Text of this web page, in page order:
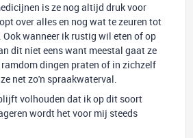
is ze nog altijd druk voor
over alles en nog wat te zeuren tot
wanneer ik rustig wil eten of op
dit niet eens want meestal gaat ze
ramdom dingen praten of in zichzelf
net zo'n spraakwaterval.
volhouden dat ik op dit soort
wordt het voor mij steeds